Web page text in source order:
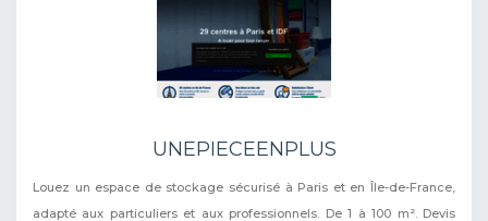
UNEPIECEENPLUS
Louez un espace de stockage sécurisé à Paris et en Île-de-France,
adapté aux particuliers et aux professionnels. De 1 à 100 m². Devis